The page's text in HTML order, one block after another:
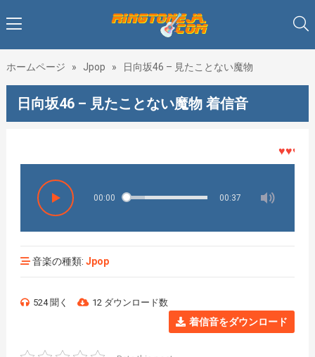
ホームページ » Jpop » 日向坂46 – 見たことない魔物
日向坂46 – 見たことない魔物 着信音
♥♥♥着メ
00:00 00:37
音楽の種類: Jpop
524 聞く 12 ダウンロード数
着信音をダウンロード